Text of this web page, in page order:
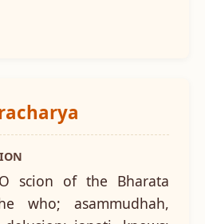
scion of the Bharata
who; asammudhah,